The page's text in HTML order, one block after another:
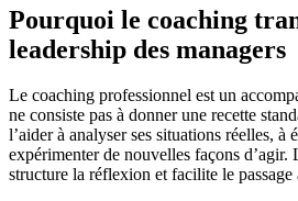
Pourquoi le coaching
leadership des managers
Le coaching professionnel est un
ne consiste pas à donner une recette
l’aider à analyser ses situations réelles, à
expérimenter de nouvelles façons d’agir.
structure la réflexion et facilite le passage